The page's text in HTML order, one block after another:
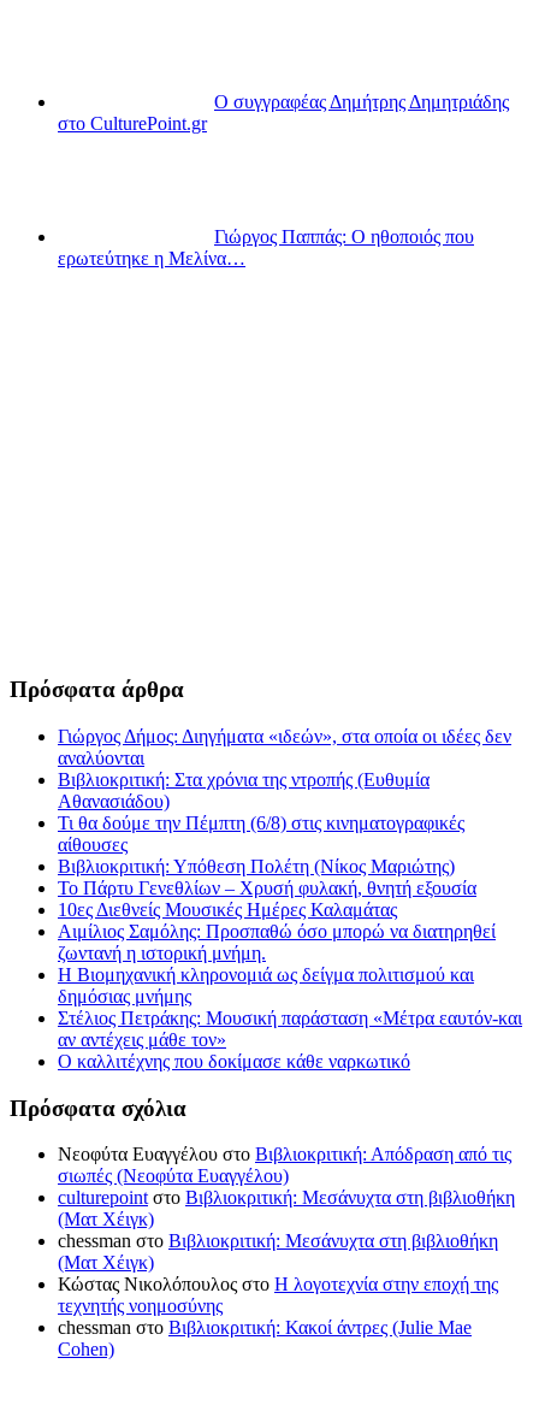
Ο συγγραφέας Δημήτρης Δημητριάδης
στο CulturePoint.gr
Γιώργος Παππάς: Ο ηθοποιός που
ερωτεύτηκε η Μελίνα…
Πρόσφατα άρθρα
Γιώργος Δήμος: Διηγήματα «ιδεών», στα οποία οι ιδέες δεν
αναλύονται
Βιβλιοκριτική: Στα χρόνια της ντροπής (Ευθυμία
Αθανασιάδου)
Τι θα δούμε την Πέμπτη (6/8) στις κινηματογραφικές
αίθουσες
Βιβλιοκριτική: Υπόθεση Πολέτη (Νίκος Μαριώτης)
Το Πάρτυ Γενεθλίων – Χρυσή φυλακή, θνητή εξουσία
10ες Διεθνείς Μουσικές Ημέρες Καλαμάτας
Αιμίλιος Σαμόλης: Προσπαθώ όσο μπορώ να διατηρηθεί
ζωντανή η ιστορική μνήμη.
Η Βιομηχανική κληρονομιά ως δείγμα πολιτισμού και
δημόσιας μνήμης
Στέλιος Πετράκης: Μουσική παράσταση «Μέτρα εαυτόν-και
αν αντέχεις μάθε τον»
Ο καλλιτέχνης που δοκίμασε κάθε ναρκωτικό
Πρόσφατα σχόλια
Νεοφύτα Ευαγγέλου στο Βιβλιοκριτική: Απόδραση από τις
σιωπές (Νεοφύτα Ευαγγέλου)
culturepointστο Βιβλιοκριτική: Μεσάνυχτα στη βιβλιοθήκη
(Ματ Χέιγκ)
chessman στο Βιβλιοκριτική: Μεσάνυχτα στη βιβλιοθήκη
(Ματ Χέιγκ)
Κώστας Νικολόπουλος στο Η λογοτεχνία στην εποχή της
τεχνητής νοημοσύνης
chessman στο Βιβλιοκριτική: Κακοί άντρες (Julie Mae
Cohen)